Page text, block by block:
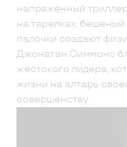
напряжённый
на тарелках,
палочки создают
Джонатан Симмонс
жестокого лидера,
жизни на алтарь
совершенству.